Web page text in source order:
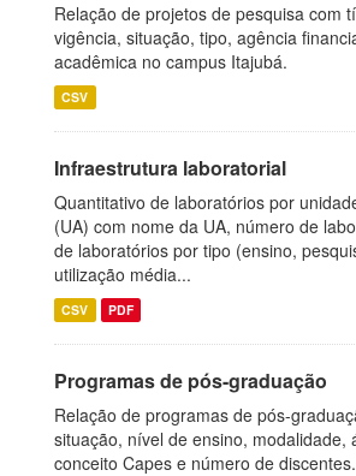
Relação de projetos de pesquisa com
vigência, situação, tipo, agência
acadêmica no campus Itajubá.
CSV
Infraestrutura laboratorial
Quantitativo de laboratórios por
(UA) com nome da UA, número de
de laboratórios por tipo (ensino,
utilização média...
CSV PDF
Programas de pós-graduação
Relação de programas de pós-
situação, nível de ensino, modalidade,
conceito Capes e número de discentes.